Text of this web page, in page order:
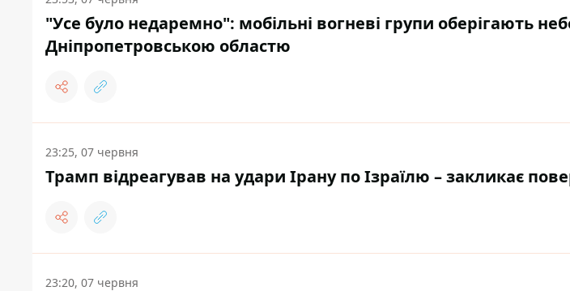
"Усе було недаремно": мобільні вогневі групи оберігають
Дніпропетровською областю
23:25, 07 червня
Трамп відреагував на удари Ірану по Ізраїлю – закликає
23:20, 07 червня